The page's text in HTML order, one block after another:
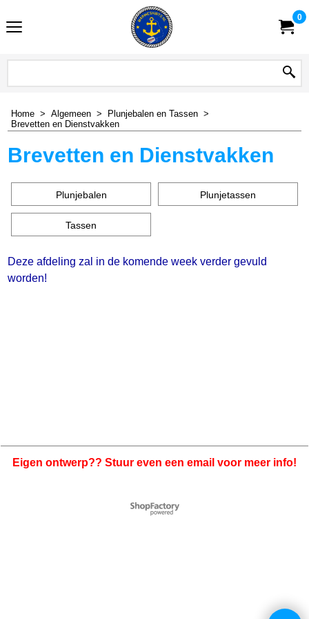
0
Home > Algemeen > Plunjebalen en Tassen >
Brevetten en Dienstvakken
Brevetten en Dienstvakken
Plunjebalen Plunjetassen
Tassen
Deze afdeling zal in de komende week verder gevuld
worden!
Eigen ontwerp?? Stuur even een email voor meer info!
Webwinkel gemaakt met
ShopFactory webwinkel